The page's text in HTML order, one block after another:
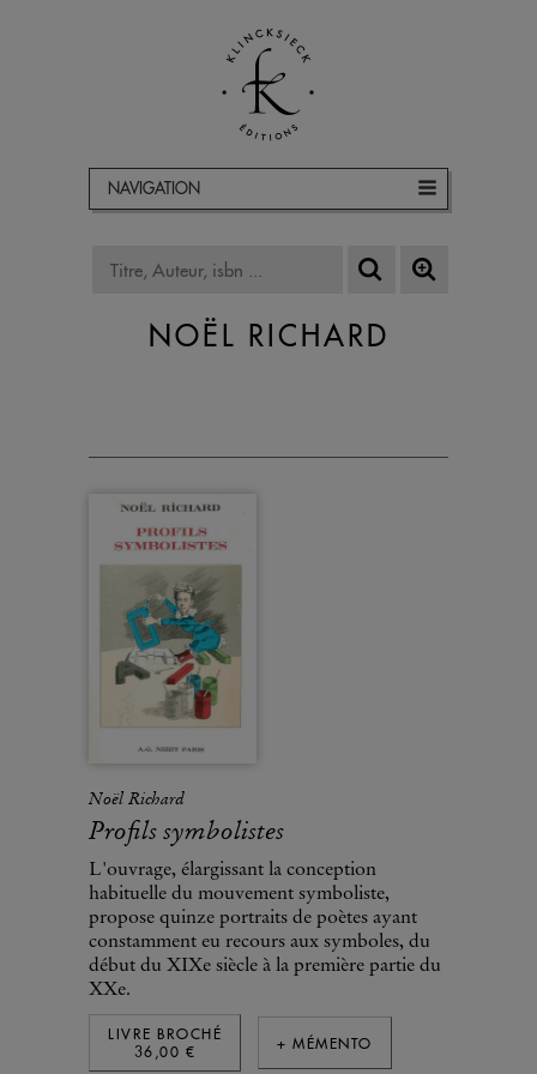
NAVIGATION
NOËL RICHARD
Noël Richard
Profils symbolistes
L'ouvrage, élargissant la conception
habituelle du mouvement symboliste,
propose quinze portraits de poètes ayant
constamment eu recours aux symboles, du
début du XIXe siècle à la première partie du
XXe.
LIVRE BROCHÉ
36,00 €
+ MÉMENTO